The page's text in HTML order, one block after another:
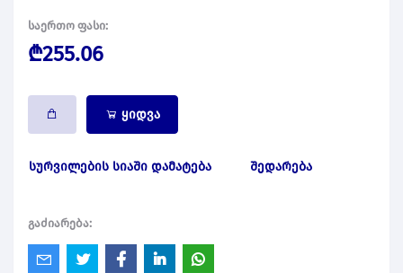
საერთო ფასი:
₾255.06
ყიდვა
სურვილების სიაში დამატება შედარება
გაძიარება: